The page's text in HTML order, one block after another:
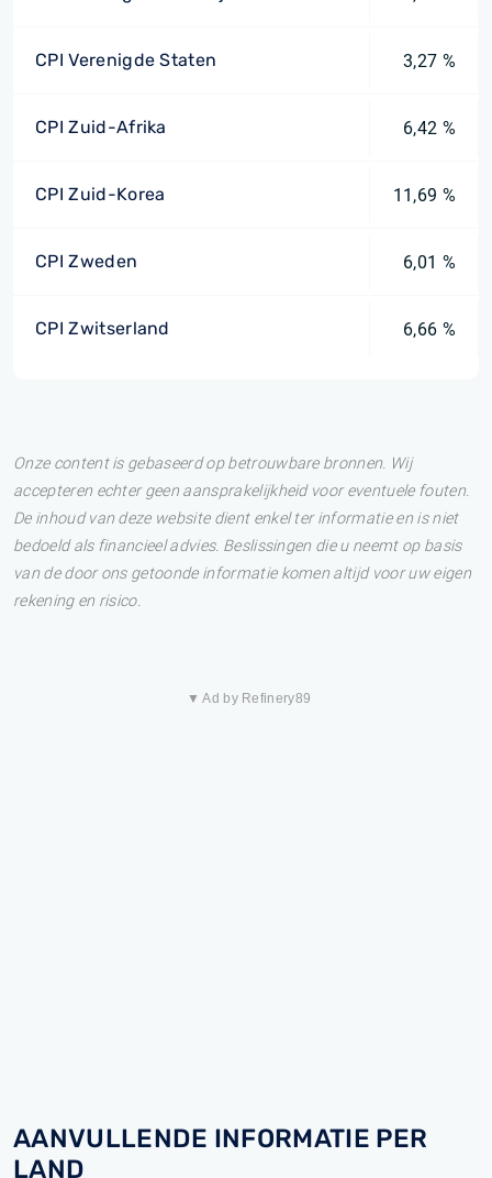
CPI Verenigde Staten 3,27 %
CPI Zuid-Afrika 6,42 %
CPI Zuid-Korea 11,69 %
CPI Zweden 6,01 %
CPI Zwitserland 6,66 %
Onze content is gebaseerd op betrouwbare bronnen. Wij
accepteren echter geen aansprakelijkheid voor eventuele fouten.
De inhoud van deze website dient enkel ter informatie en is niet
bedoeld als financieel advies. Beslissingen die u neemt op basis
van de door ons getoonde informatie komen altijd voor uw eigen
rekening en risico.
▼ Ad by Refinery89
AANVULLENDE INFORMATIE PER
LAND